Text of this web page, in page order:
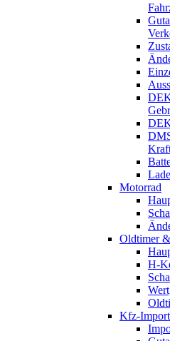
Motorrad
Oldtimer
H-
Kfz-